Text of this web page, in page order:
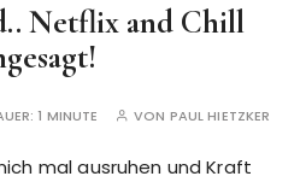
Netflix and Chill
1 MINUTE VON PAUL HIETZKER
mal ausruhen und Kraft